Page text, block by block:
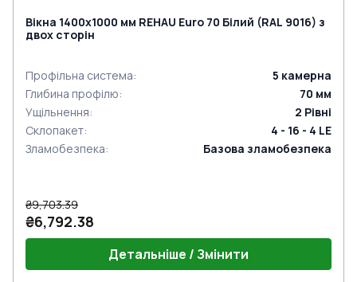
Вікна 1400x1000 мм REHAU Euro 70 Білий (RAL 9016) з
двох сторін
Профільна система: 5 камерна
Глибина профілю: 70 мм
Ущільнення: 2 Рівні
Склопакет:
4 - 16 - 4 LE
Зламобезпека: Базова зламобезпека
₴9,703.39
₴6,792.38
Детальніше / Змінити